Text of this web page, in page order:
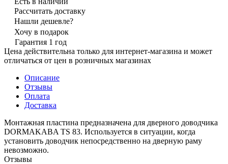
Рассчитать доставку
Нашли дешевле?
Хочу в подарок
Гарантия 1 год
Цена действительна только для интернет-магазина и может
отличаться от цен в розничных магазинах
Описание
Отзывы
Оплата
Доставка
Монтажная пластина предназначена для дверного доводчика
DORMAKABA TS 83. Используется в ситуации, когда
установить доводчик непосредственно на дверную раму
невозможно.
Отзывы